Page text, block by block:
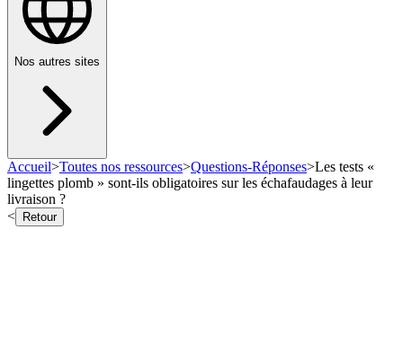
Nos autres sites
Accueil>Toutes nos ressources>Questions-Réponses>Les tests «
lingettes plomb » sont-ils obligatoires sur les échafaudages à leur
livraison ?
<
Retour